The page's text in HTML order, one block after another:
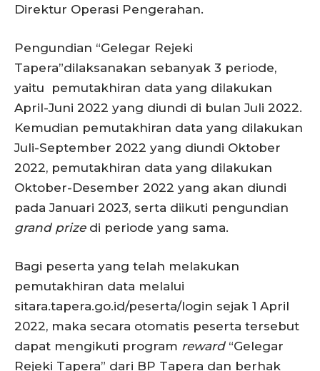
Direktur Operasi Pengerahan.
Pengundian “Gelegar Rejeki
Tapera”dilaksanakan sebanyak 3 periode,
yaitu pemutakhiran data yang dilakukan
April-Juni 2022 yang diundi di bulan Juli 2022.
Kemudian pemutakhiran data yang dilakukan
Juli-September 2022 yang diundi Oktober
2022, pemutakhiran data yang dilakukan
Oktober-Desember 2022 yang akan diundi
pada Januari 2023, serta diikuti pengundian
grand prizedi periode yang sama.
Bagi peserta yang telah melakukan
pemutakhiran data melalui
sitara.tapera.go.id/peserta/login sejak 1 April
2022, maka secara otomatis peserta tersebut
dapat mengikuti program reward“Gelegar
Rejeki Tapera” dari BP Tapera dan berhak